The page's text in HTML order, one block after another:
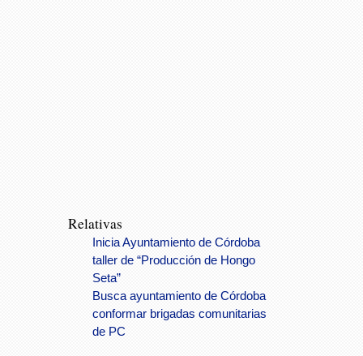
Relativas
Inicia Ayuntamiento de Córdoba
taller de “Producción de Hongo
Seta”
Busca ayuntamiento de Córdoba
conformar brigadas comunitarias
de PC